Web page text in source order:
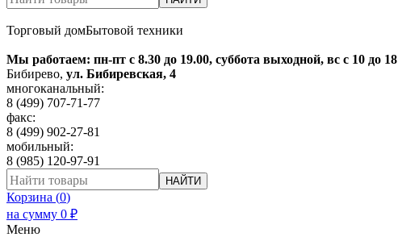
Торговый домБытовой техники
Мы работаем: пн-пт с 8.30 до 19.00, суббота выходной, вс с 10 до 18
Бибирево, ул. Бибиревская, 4
многоканальный:
8 (499) 707-71-77
факс:
8 (499) 902-27-81
мобильный:
8 (985) 120-97-91
НАЙТИ
Корзина (0)
на сумму 0 ₽
Меню